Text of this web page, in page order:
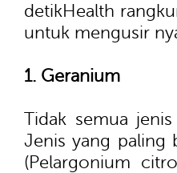
detikHealth
untuk mengusir
1. Geranium
Tidak semua
Jenis yang paling
(Pelargonium